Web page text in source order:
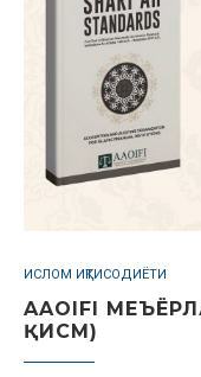
ИСЛОМ ИҚТИСОДИЁТИ
AAOIFI
ҚИСМ)